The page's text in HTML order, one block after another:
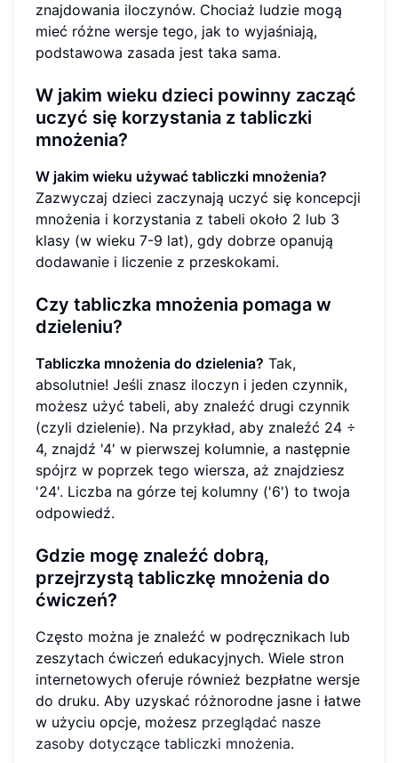
znajdowania iloczynów. Chociaż ludzie mogą
mieć różne wersje tego, jak to wyjaśniają,
podstawowa zasada jest taka sama.
W jakim wieku dzieci powinny zacząć
uczyć się korzystania z tabliczki
mnożenia?
W jakim wieku używać tabliczki mnożenia?
Zazwyczaj dzieci zaczynają uczyć się koncepcji
mnożenia i korzystania z tabeli około 2 lub 3
klasy (w wieku 7-9 lat), gdy dobrze opanują
dodawanie i liczenie z przeskokami.
Czy tabliczka mnożenia pomaga w
dzieleniu?
Tabliczka mnożenia do dzielenia? Tak,
absolutnie! Jeśli znasz iloczyn i jeden czynnik,
możesz użyć tabeli, aby znaleźć drugi czynnik
(czyli dzielenie). Na przykład, aby znaleźć 24 ÷
4, znajdź '4' w pierwszej kolumnie, a następnie
spójrz w poprzek tego wiersza, aż znajdziesz
'24'. Liczba na górze tej kolumny ('6') to twoja
odpowiedź.
Gdzie mogę znaleźć dobrą,
przejrzystą tabliczkę mnożenia do
ćwiczeń?
Często można je znaleźć w podręcznikach lub
zeszytach ćwiczeń edukacyjnych. Wiele stron
internetowych oferuje również bezpłatne wersje
do druku. Aby uzyskać różnorodne jasne i łatwe
w użyciu opcje, możesz przeglądać nasze
zasoby dotyczące tabliczki mnożenia.